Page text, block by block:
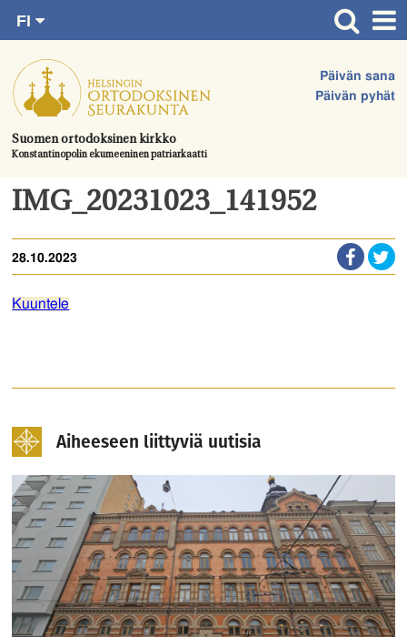
suoraan
sisältöön.
Suomen ortodoksinen kirkko
Konstantinopolin ekumeeninen patriarkaatti
Päivän sana
Päivän pyhät
FI
SV
EN
UA
Etusivu
Ajankohtaista
Juhlat & toimitukset
Kirkot
Tule mukaan
Hautausmaa
IMG_20231023_141952
28.10.2023
Kuuntele
Aiheeseen liittyviä uutisia